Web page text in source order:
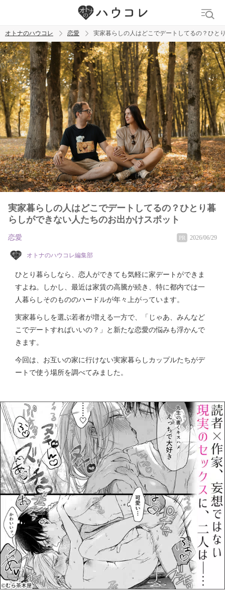
トレンド ワード
おっぱいフェチ 吸引バイブ SM 吸うやつ
オトナのハウコレ 恋愛 実家暮らしの人はどこでデートしてるの？ひと
実家暮らしの人はどこでデートしてるの？ひとり暮
らしができない人たちのお出かけスポット
恋愛 PR 2026/06/29
オトナのハウコレ編集部
ひとり暮らしなら、恋人ができても気軽に家デートができま
すよね。しかし、最近は家賃の高騰が続き、特に都内では一
人暮らしそのもののハードルが年々上がっています。
実家暮らしを選ぶ若者が増える一方で、「じゃあ、みんなど
こでデートすればいいの？」と新たな恋愛の悩みも浮かんで
きます。
今回は、お互いの家に行けない実家暮らしカップルたちがデ
ートで使う場所を調べてみました。